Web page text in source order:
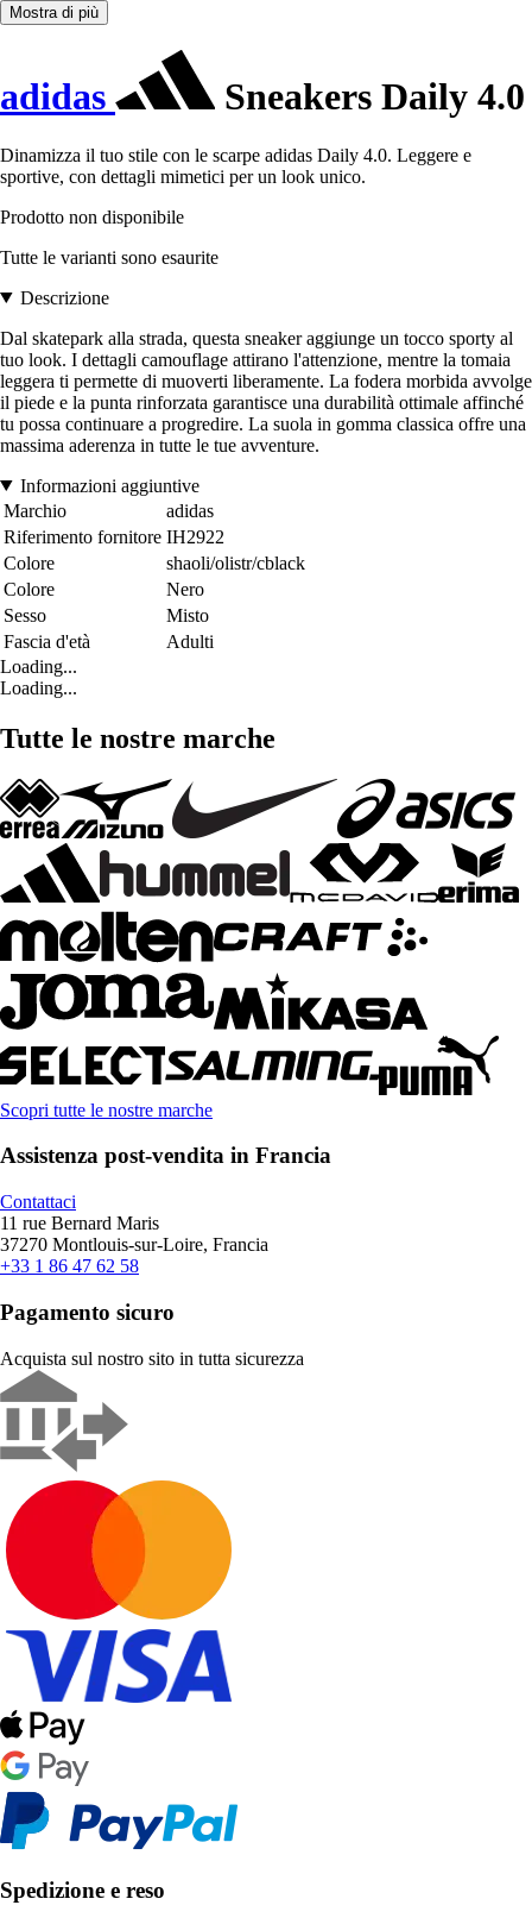
Mostra di più
adidas Sneakers Daily 4.0
Dinamizza il tuo stile con le scarpe adidas Daily 4.0. Leggere e
sportive, con dettagli mimetici per un look unico.
Prodotto non disponibile
Tutte le varianti sono esaurite
Descrizione
Dal skatepark alla strada, questa sneaker aggiunge un tocco sporty al
tuo look. I dettagli camouflage attirano l'attenzione, mentre la tomaia
leggera ti permette di muoverti liberamente. La fodera morbida avvolge
il piede e la punta rinforzata garantisce una durabilità ottimale affinché
tu possa continuare a progredire. La suola in gomma classica offre una
massima aderenza in tutte le tue avventure.
Informazioni aggiuntive
Marchio
adidas
Riferimento fornitore IH2922
Colore
shaoli/olistr/cblack
Colore
Nero
Sesso
Misto
Fascia d'età
Adulti
Loading...
Loading...
Tutte le nostre marche
Scopri tutte le nostre marche
Assistenza post-vendita in Francia
Contattaci
11 rue Bernard Maris
37270 Montlouis-sur-Loire, Francia
+33 1 86 47 62 58
Pagamento sicuro
Acquista sul nostro sito in tutta sicurezza
Spedizione e reso